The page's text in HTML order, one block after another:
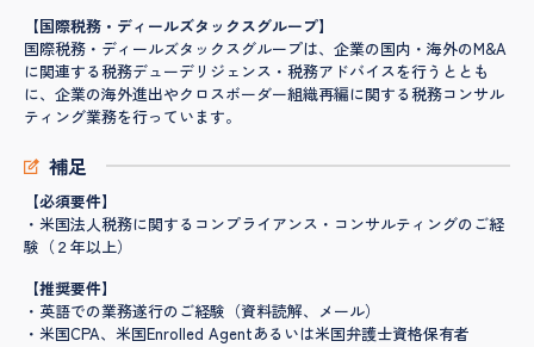
【国際税務・ディールズタックスグループ】
国際税務・ディールズタックスグループは、企業の国内・海外のM&A
に関連する税務デューデリジェンス・税務アドバイスを行うととも
に、企業の海外進出やクロスボーダー組織再編に関する税務コンサル
ティング業務を行っています。
補足
【必須要件】
・米国法人税務に関するコンプライアンス・コンサルティングのご経
験（２年以上）
【推奨要件】
・英語での業務遂行のご経験（資料読解、メール）
・米国CPA、米国Enrolled Agentあるいは米国弁護士資格保有者